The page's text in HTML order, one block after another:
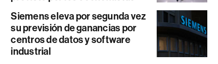
Siemens eleva por segunda vez
su previsión de ganancias por
centros de datos y software
industrial